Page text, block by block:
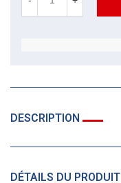
DESCRIPTION
DÉTAILS DU PRODUIT